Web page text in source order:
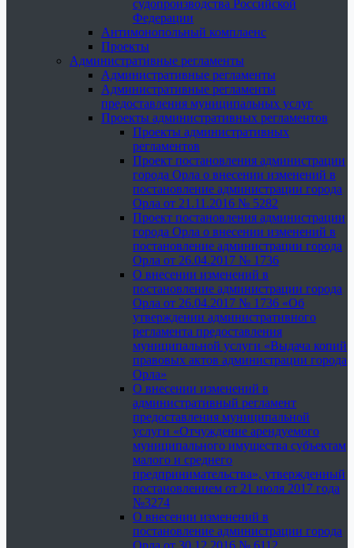
судопроизводства Российской
Федерации
Антимонопольный комплаенс
Проекты
Административные регламенты
Административные регламенты
Административные регламенты
предоставления муниципальных услуг
Проекты административных регламентов
Проекты административных
регламентов
Проект постановления администрации
города Орла о внесении изменений в
постановление администрации города
Орла от 21.11.2016 № 5282
Проект постановления администрации
города Орла о внесении изменений в
постановление администрации города
Орла от 26.04.2017 № 1736
О внесении изменений в
постановление администрации города
Орла от 26.04.2017 № 1736 «Об
утверждении административного
регламента предоставления
муниципальной услуги «Выдача копий
правовых актов администрации города
Орла»
О внесении изменений в
административный регламент
предоставления муниципальной
услуги «Отчуждение арендуемого
муниципального имущества субъектам
малого и среднего
предпринимательства», утвержденный
постановлением от 21 июля 2017 года
№3274
О внесении изменений в
постановление администрации города
Орла от 30.12.2016 № 6112